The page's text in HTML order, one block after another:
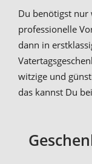
Du benötigst
professionelle
dann in
witzige und
das kannst Du